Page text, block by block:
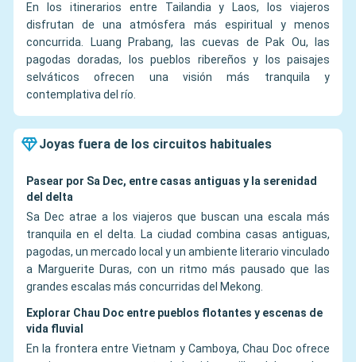
En los itinerarios entre Tailandia y Laos, los viajeros
disfrutan de una atmósfera más espiritual y menos
concurrida. Luang Prabang, las cuevas de Pak Ou, las
pagodas doradas, los pueblos ribereños y los paisajes
selváticos ofrecen una visión más tranquila y
contemplativa del río.
Joyas fuera de los circuitos habituales
Pasear por Sa Dec, entre casas antiguas y la serenidad
del delta
Sa Dec atrae a los viajeros que buscan una escala más
tranquila en el delta. La ciudad combina casas antiguas,
pagodas, un mercado local y un ambiente literario vinculado
a Marguerite Duras, con un ritmo más pausado que las
grandes escalas más concurridas del Mekong.
Explorar Chau Doc entre pueblos flotantes y escenas de
vida fluvial
En la frontera entre Vietnam y Camboya, Chau Doc ofrece